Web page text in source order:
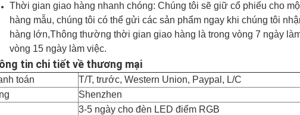
Thời gian giao hàng nhanh chóng: Chúng tôi sẽ giữ cổ phiếu cho
hàng mẫu, chúng tôi có thể gửi các sản phẩm ngay khi chúng tôi
hàng lớn,Thông thường thời gian giao hàng là trong vòng 7 ngày
vòng 15 ngày làm việc.
tin chi tiết về thương mại
toán
T/T, trước, Western Union, Paypal, L/C
Shenzhen
3-5 ngày cho đèn LED điểm RGB